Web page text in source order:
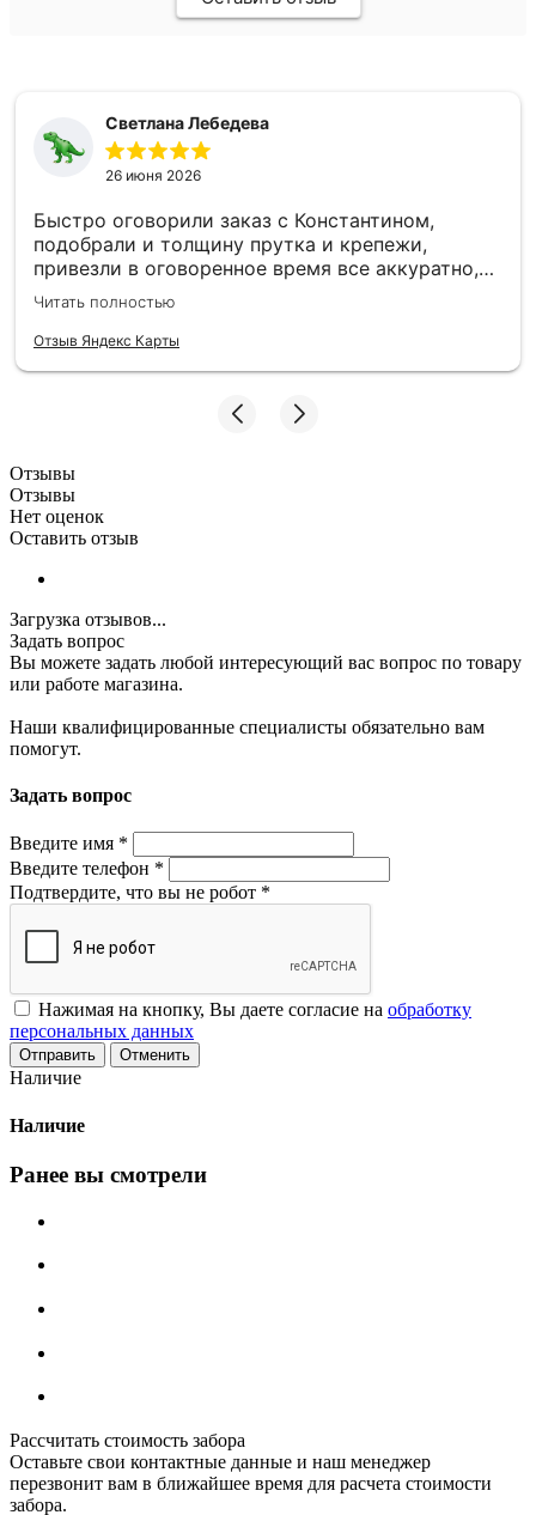
Светлана Лебедева
26 июня 2026
Быстро оговорили заказ с Константином,
подобрали и толщину прутка и крепежи,
привезли в оговоренное время все аккуратно,
заборные пролеты теперь радуют глаз и ждут
монтажа. Единственное то, что при доставке не
було терминала, наличку, чтобы без сдачи найти
Читать полностью
Отзыв Яндекс Карты
Отзывы
Отзывы
Нет оценок
Оставить отзыв
Загрузка отзывов...
Задать вопрос
Вы можете задать любой интересующий вас вопрос по товару
или работе магазина.
Наши квалифицированные специалисты обязательно вам
помогут.
Задать вопрос
Введите имя *
Введите телефон *
Подтвердите, что вы не робот *
Нажимая на кнопку, Вы даете согласие на обработку
персональных данных
Отменить
Наличие
Наличие
Ранее вы смотрели
Рассчитать стоимость забора
Оставьте свои контактные данные и наш менеджер
перезвонит вам в ближайшее время для расчета стоимости
забора.